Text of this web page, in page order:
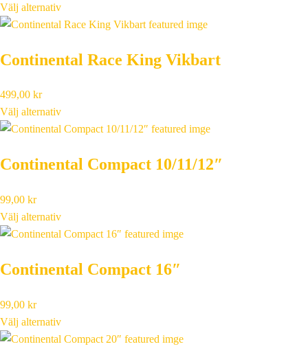
Välj alternativ
Continental Race King Vikbart
499,00 kr
Välj alternativ
Continental Compact 10/11/12″
99,00 kr
Välj alternativ
Continental Compact 16″
99,00 kr
Välj alternativ